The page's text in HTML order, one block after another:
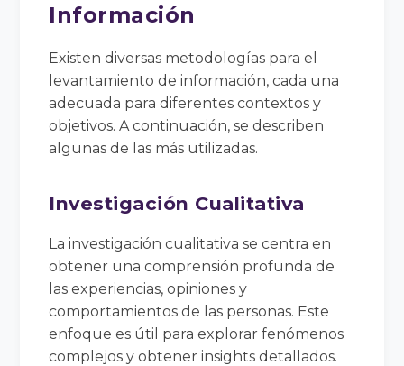
Información
Existen diversas metodologías para el
levantamiento de información, cada una
adecuada para diferentes contextos y
objetivos. A continuación, se describen
algunas de las más utilizadas.
Investigación Cualitativa
La investigación cualitativa se centra en
obtener una comprensión profunda de
las experiencias, opiniones y
comportamientos de las personas. Este
enfoque es útil para explorar fenómenos
complejos y obtener insights detallados.